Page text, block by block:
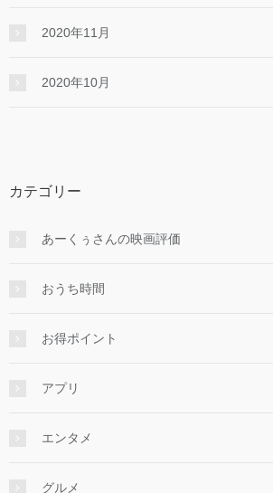
2020年11月
2020年10月
カテゴリー
あーくぅさんの映画評価
おうち時間
お得ポイント
アプリ
エンタメ
グルメ